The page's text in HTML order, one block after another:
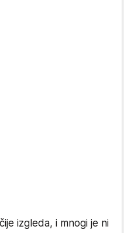
izgleda, i mnogi je ni